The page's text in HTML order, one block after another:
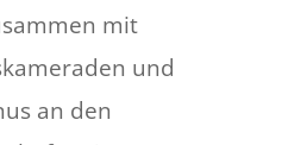
mit
und
an den